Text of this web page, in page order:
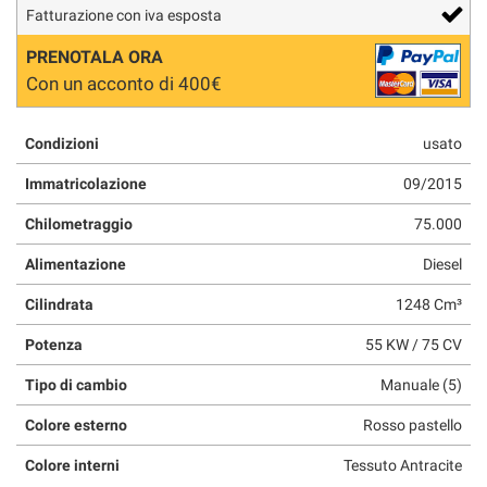
Fatturazione con iva esposta
PRENOTALA ORA
Con un acconto di 400€
Condizioni usato
Immatricolazione 09/2015
Chilometraggio 75.000
Alimentazione Diesel
Cilindrata 1248 Cm³
Potenza 55 KW / 75 CV
Tipo di cambio Manuale (5)
Colore esterno Rosso pastello
Colore interni Tessuto Antracite
questi
di
tracciamento
si
alla
policy.
Puoi
e
modificare
le
tue
scelte
in
qualsiasi